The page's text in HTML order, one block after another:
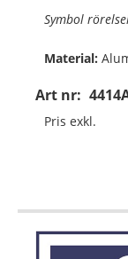
Art nr:
Symbol
Material:
Mått:
Pris exkl.